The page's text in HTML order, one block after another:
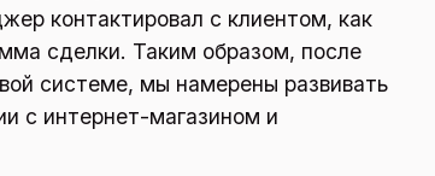
контактировал с клиентом, как
сделки. Таким образом, после
системе, мы намерены развивать
с интернет-магазином и